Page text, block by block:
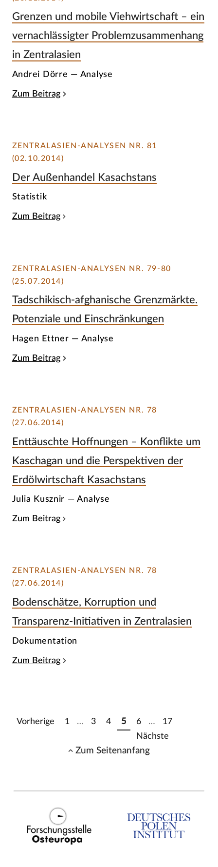
Grenzen und mobile Viehwirtschaft – ein
vernachlässigter Problemzusammenhang
in Zentralasien
Andrei Dörre — Analyse
Zum Beitrag
ZENTRALASIEN-ANALYSEN NR. 81
(02.10.2014)
Der Außenhandel Kasachstans
Statistik
Zum Beitrag
ZENTRALASIEN-ANALYSEN NR. 79-80
(25.07.2014)
Tadschikisch-afghanische Grenzmärkte.
Potenziale und Einschränkungen
Hagen Ettner — Analyse
Zum Beitrag
ZENTRALASIEN-ANALYSEN NR. 78
(27.06.2014)
Enttäuschte Hoffnungen – Konflikte um
Kaschagan und die Perspektiven der
Erdölwirtschaft Kasachstans
Julia Kusznir — Analyse
Zum Beitrag
ZENTRALASIEN-ANALYSEN NR. 78
(27.06.2014)
Bodenschätze, Korruption und
Transparenz-Initiativen in Zentralasien
Dokumentation
Zum Beitrag
Vorherige 1 … 3 4 5 6 …
17
Nächste
Zum Seitenanfang